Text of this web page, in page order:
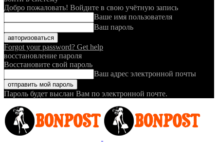
Добро пожаловать! Войдите в свою учётную запись
Ваше имя пользователя
Ваш пароль
Forgot your password? Get help
восстановление пароля
Восстановите свой пароль
Ваш адрес электронной почты
Пароль будет выслан Вам по электронной почте.